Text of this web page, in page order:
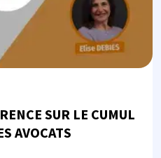
SUR LE CUMUL
AVOCATS